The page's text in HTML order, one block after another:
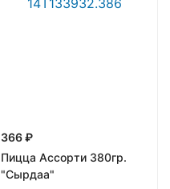
366 ₽
Пицца Ассорти 380гр.
"Сырдаа"